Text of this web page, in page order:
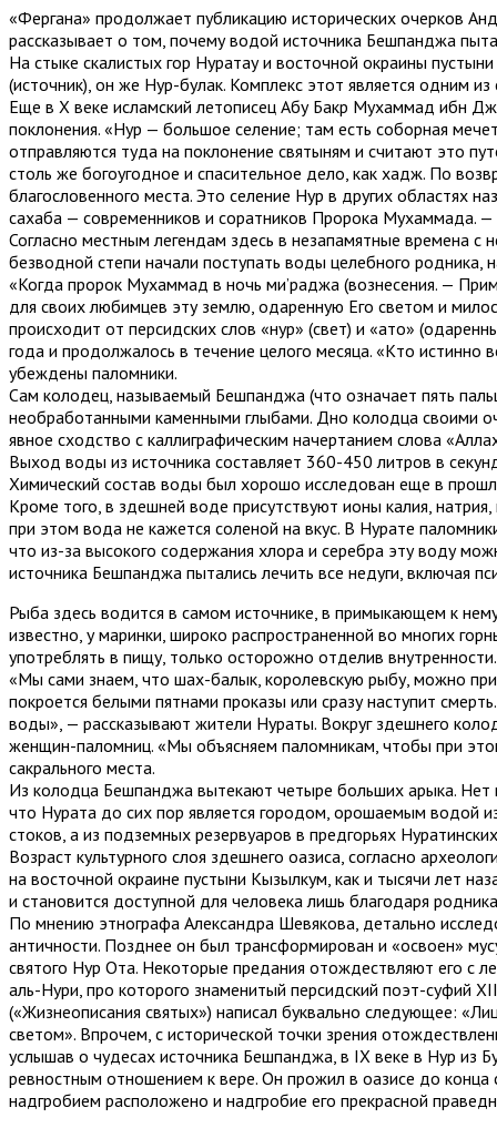
«Фергана» продолжает публикацию исторических очерков
рассказывает о том, почему водой источника Бешпанджа
На стыке скалистых гор Нуратау и восточной окраины
(источник), он же Нур-булак. Комплекс этот является одним
Еще в X веке исламский летописец Абу Бакр Мухаммад ибн
поклонения. «Hyp — большое селение; там есть соборная
отправляются туда на поклонение святыням и считают это
столь же богоугодное и спасительное дело, как хадж. По
благословенного места. Это селение Нур в других областях
сахаба — современников и соратников Пророка Мухаммада.
Согласно местным легендам здесь в незапамятные времена
безводной степи начали поступать воды целебного родника,
«Когда пророк Мухаммад в ночь ми’раджа (вознесения. —
для своих любимцев эту землю, одаренную Его светом и
происходит от персидских слов «нур» (свет) и «ато»
года и продолжалось в течение целого месяца. «Кто
убеждены паломники.
Сам колодец, называемый Бешпанджа (что означает пять
необработанными каменными глыбами. Дно колодца своими
явное сходство с каллиграфическим начертанием слова
Выход воды из источника составляет 360-450 литров в
Химический состав воды был хорошо исследован еще в
Кроме того, в здешней воде присутствуют ионы калия,
при этом вода не кажется соленой на вкус. В Нурате
что из-за высокого содержания хлора и серебра эту воду
источника Бешпанджа пытались лечить все недуги, включая
Рыба здесь водится в самом источнике, в примыкающем к
известно, у маринки, широко распространенной во многих
употреблять в пищу, только осторожно отделив
«Мы сами знаем, что шах-балык, королевскую рыбу, можно
покроется белыми пятнами проказы или сразу наступит
воды», — рассказывают жители Нураты. Вокруг здешнего
женщин-паломниц. «Мы объясняем паломникам, чтобы при
сакрального места.
Из колодца Бешпанджа вытекают четыре больших арыка. Нет
что Нурата до сих пор является городом, орошаемым водой
стоков, а из подземных резервуаров в предгорьях
Возраст культурного слоя здешнего оазиса, согласно
на восточной окраине пустыни Кызылкум, как и тысячи лет
и становится доступной для человека лишь благодаря
По мнению этнографа Александра Шевякова, детально
античности. Позднее он был трансформирован и «освоен»
святого Нур Ота. Некоторые предания отождествляют его с
аль-Нури, про которого знаменитый персидский поэт-суфий
(«Жизнеописания святых») написал буквально следующее:
светом». Впрочем, с исторической точки зрения
услышав о чудесах источника Бешпанджа, в IX веке в Нур из
ревностным отношением к вере. Он прожил в оазисе до
надгробием расположено и надгробие его прекрасной